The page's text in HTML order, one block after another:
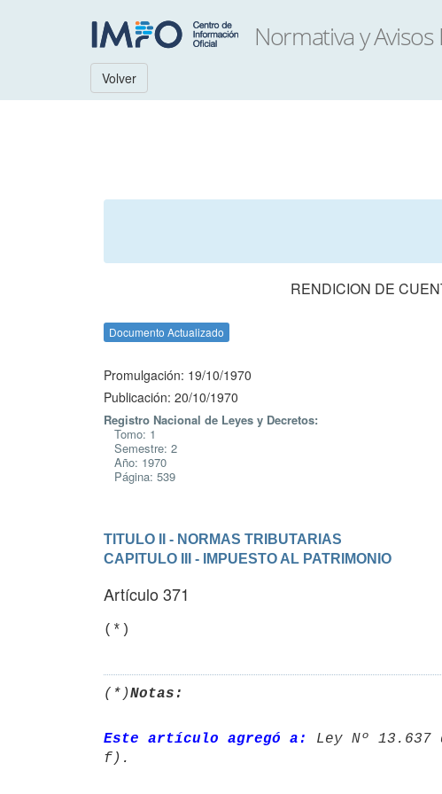
Volver
RENDICION DE
Documento Actualizado
Promulgación: 19/10/1970
Publicación: 20/10/1970
Registro Nacional de Leyes y Decretos:
Tomo: 1
Semestre: 2
Año: 1970
Página: 539
TITULO II - NORMAS TRIBUTARIAS
CAPITULO III - IMPUESTO AL PATRIMONIO
Artículo 371
(*)
(*)Notas:
Este artículo agregó a: Ley Nº